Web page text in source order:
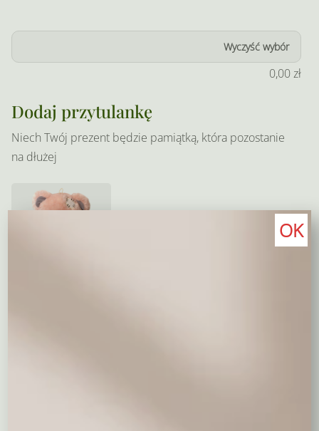
Wyczyść wybór
0,00zł
Dodaj przytulankę
Niech Twój prezent będzie pamiątką, która pozostanie
na dłużej
OK